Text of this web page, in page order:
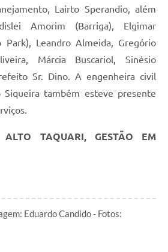
Lairto Sperandio, além
Amorim (Barriga), Elgimar
Park), Leandro Almeida, Gregório
Márcia Buscariol, Sinésio
Sr. Dino. A engenheira civil
Siqueira também esteve presente
ALTO TAQUARI, GESTÃO EM
Eduardo Candido - Fotos: